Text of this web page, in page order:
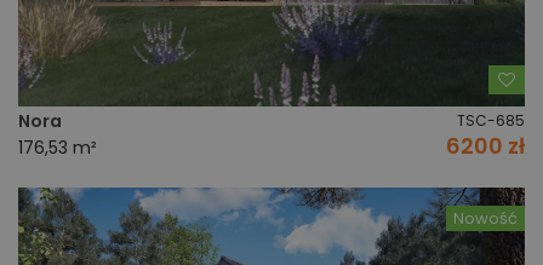
Nora TSC-685
176,53 m² 6200 zł
Nowość